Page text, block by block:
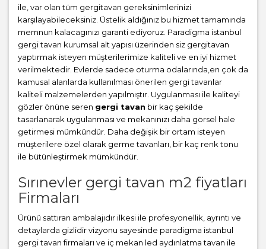
ile, var olan tüm gergitavan gereksinimlerinizi
karşılayabileceksiniz. Üstelik aldığınız bu hizmet tamamında
memnun kalacagınızı garanti ediyoruz. Paradigma istanbul
gergi tavan kurumsal alt yapısı üzerinden siz gergitavan
yaptırmak isteyen müşterilerimize kaliteli ve en iyi hizmet
verilmektedir. Evlerde sadece oturma odalarında,en çok da
kamusal alanlarda kullanılması önerilen gergi tavanlar
kaliteli malzemelerden yapılmıştır. Uygulanması ile kaliteyi
gözler önüne seren gergi tavan bir kaç şekilde
tasarlanarak uygulanması ve mekanınızı daha görsel hale
getirmesi mümkündür. Daha değişik bir ortam isteyen
müşterilere özel olarak germe tavanları, bir kaç renk tonu
ile bütünleştirmek mümkündür.
Sırınevler gergi tavan m2 fiyatları
Firmaları
Ürünü sattıran ambalajıdır ilkesi ile profesyonellik, ayrıntı ve
detaylarda gizlidir vizyonu sayesinde paradigma istanbul
gergi tavan firmaları ve iç mekan led aydınlatma tavan ile